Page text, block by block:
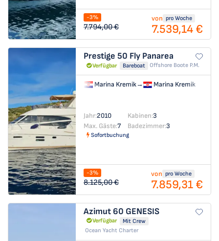
-3%
7.794,00 €
von pro Woche
7.539,14 €
Prestige 50 Fly Panarea
Verfügbar Bareboat Offshore Boote P.m.
Marina Kremik→ Marina Kremik
Jahr:2010 Kabinen:3
Max. Gäste:7 Badezimmer:3
Sofortbuchung
-3%
8.125,00 €
von pro Woche
7.859,31 €
Azimut 60 GENESIS
Verfügbar
Mit Crew
Ocean Yacht Charter